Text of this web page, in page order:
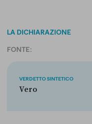
LA DICHIARAZIONE
FONTE:
VERDETTO SINTETICO
Vero